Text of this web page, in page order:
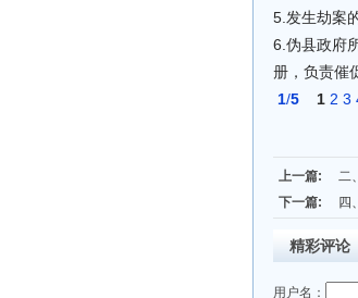
5.发生劫案
6.伪县政府
册，负责催
1/5 1 2 3
上一篇:
二
下一篇:
四
精彩评论
用户名：